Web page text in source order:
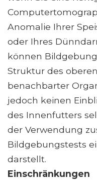
Anomalie Ihrer
oder Ihres
können
Struktur des
benachbarter
jedoch keinen
des Innenfutters
der Verwendung
Bildgebungstests
darstellt.
Einschränkungen